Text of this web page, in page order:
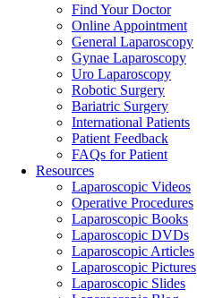
Find Your Doctor
Online Appointment
General Laparoscopy
Gynae Laparoscopy
Uro Laparoscopy
Robotic Surgery
Bariatric Surgery
International Patients
Patient Feedback
FAQs for Patient
Resources
Laparoscopic Videos
Operative Procedures
Laparoscopic Books
Laparoscopic DVDs
Laparoscopic Articles
Laparoscopic Pictures
Laparoscopic Slides